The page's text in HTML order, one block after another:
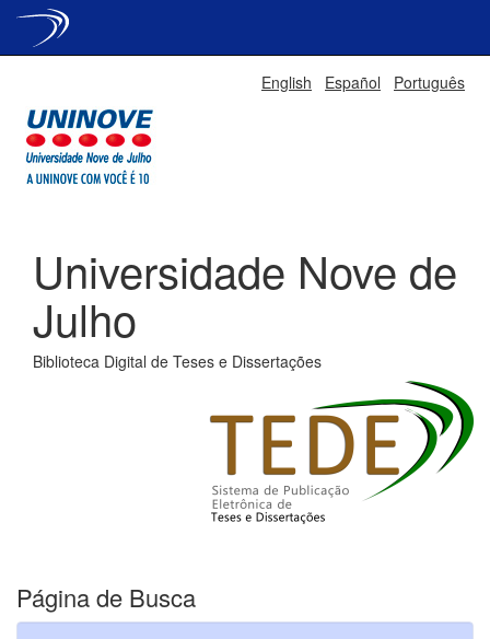
English Español Português
Universidade Nove de
Julho
Biblioteca Digital de Teses e Dissertações
Página de Busca